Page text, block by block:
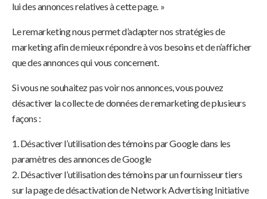
lui des annonces relatives à cette page. »
Le remarketing nous permet d’adapter nos stratégies de
marketing afin de mieux répondre à vos besoins et de n’afficher
que des annonces qui vous concernent.
Si vous ne souhaitez pas voir nos annonces, vous pouvez
désactiver la collecte de données de remarketing de plusieurs
façons :
1. Désactiver l’utilisation des témoins par Google dans les
paramètres des annonces de Google
2. Désactiver l’utilisation des témoins par un fournisseur tiers
sur la page de désactivation de Network Advertising Initiative